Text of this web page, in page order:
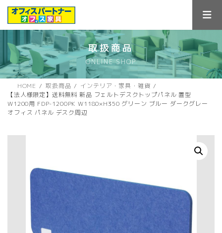
ス
キ
ン
に
取扱商品
ONLINE SHOP
HOME 取扱商品
インテリア・家具・雑貨
【法人様限定】送料無料 新品 フェルトデスクトップパネル 置型
W1200用 FDP-1200PK W1180×H350 グリーン ブルー ダークグレー
オフィス パネル デスク周辺